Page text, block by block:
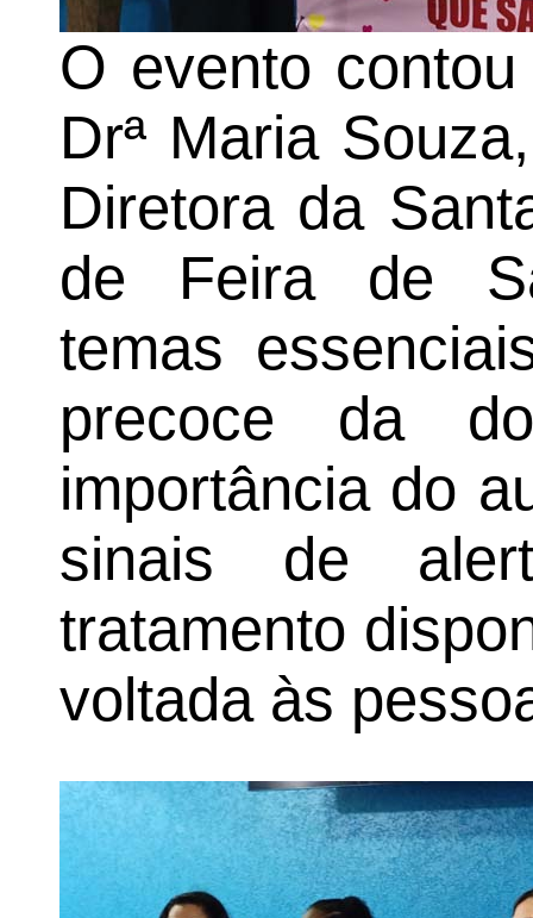
O evento
Drª Maria
Diretora da
de Feira de
temas
precoce da
importância do
sinais de
tratamento
voltada às